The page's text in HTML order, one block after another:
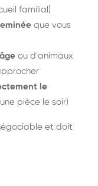
familial)
que vous
ou d'animaux
le
pièce le soir)
et doit